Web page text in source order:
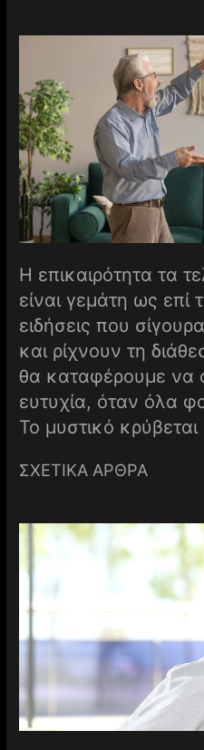
H επικαιρότητα τα
είναι γεμάτη ως επί
ειδήσεις που
και ρίχνουν τη
θα καταφέρουμε να
ευτυχία, όταν όλα
Το μυστικό κρύβεται
ΣΧΕΤΙΚΑ ΑΡΘΡΑ